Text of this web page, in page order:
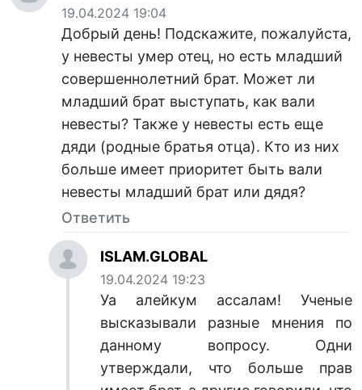
19.04.2024 19:04
Добрый день! Подскажите, пожалуйста,
у невесты умер отец, но есть младший
совершеннолетний брат. Может ли
младший брат выступать, как вали
невесты? Также у невесты есть еще
дяди (родные братья отца). Кто из них
больше имеет приоритет быть вали
невесты младший брат или дядя?
Ответить
ISLAM.GLOBAL
19.04.2024 19:23
Уа алейкум ассалам! Ученые
высказывали разные мнения по
данному вопросу. Одни
утверждали, что больше прав